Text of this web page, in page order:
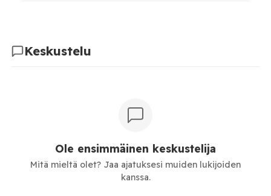
Keskustelu
Ole ensimmäinen keskustelija
Mitä mieltä olet? Jaa ajatuksesi muiden lukijoiden
kanssa.